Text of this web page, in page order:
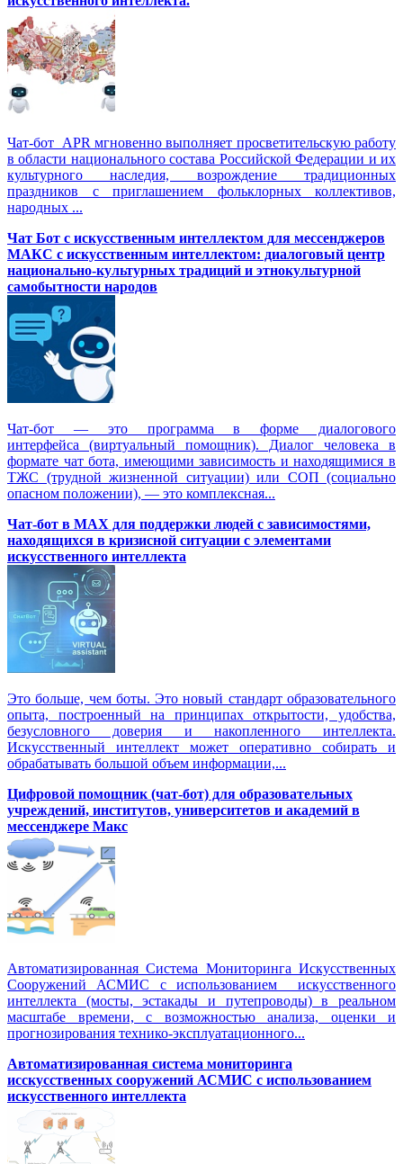
Чат-бот APR мгновенно выполняет просветительскую работу
в области национального состава Российской Федерации и их
культурного наследия, возрождение традиционных
праздников с приглашением фольклорных коллективов,
народных ...
Чат Бот с искусственным интеллектом для мессенджеров
МАКС с искусственным интеллектом: диалоговый центр
национально-культурных традиций и этнокультурной
самобытности народов
Чат-бот — это программа в форме диалогового
интерфейса (виртуальный помощник). Диалог человека в
формате чат бота, имеющими зависимость и находящимися в
ТЖС (трудной жизненной ситуации) или СОП (социально
опасном положении), — это комплексная...
Чат-бот в MAX для поддержки людей с зависимостями,
находящихся в кризисной ситуации с элементами
искусственного интеллекта
Это больше, чем боты. Это новый стандарт образовательного
опыта, построенный на принципах открытости, удобства,
безусловного доверия и накопленного интеллекта.
Искусственный интеллект может оперативно собирать и
обрабатывать большой объем информации,...
Цифровой помощник (чат-бот) для образовательных
учреждений, институтов, университетов и академий в
мессенджере Макс
Автоматизированная Система Мониторинга Искусственных
Сооружений АСМИС с использованием искусственного
интеллекта (мосты, эстакады и путепроводы) в реальном
масштабе времени, с возможностью анализа, оценки и
прогнозирования технико-эксплуатационного...
Автоматизированная система мониторинга
исскусственных сооружений АСМИС с использованием
искусственного интеллекта